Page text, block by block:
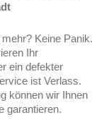
Keine Panik.
Ihr
ein defekter
ist Verlass.
können wir Ihnen
garantieren.